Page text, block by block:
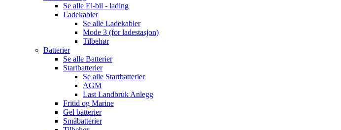
Se alle El-bil - lading
Ladekabler
Se alle Ladekabler
Mode 3 (for ladestasjon)
Tilbehør
Batterier
Se alle Batterier
Startbatterier
Se alle Startbatterier
AGM
Last Landbruk Anlegg
Fritid og Marine
Gel batterier
Småbatterier